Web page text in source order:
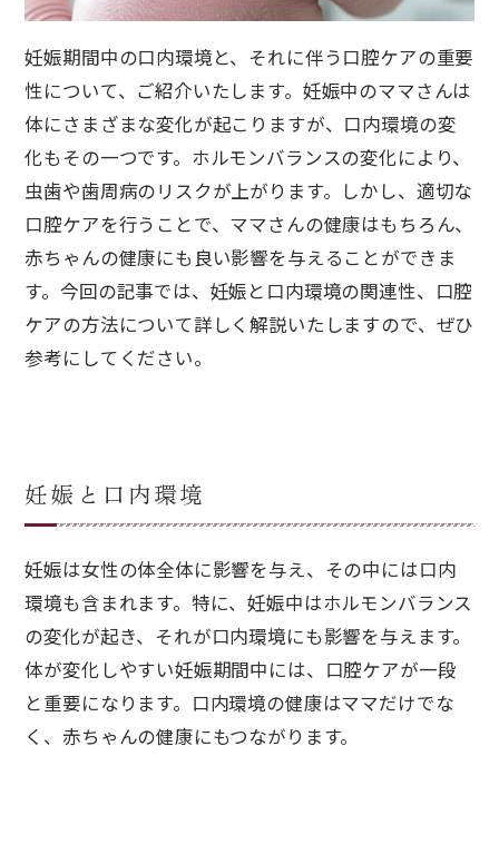
妊娠期間中の口内環境と、それに伴う口腔ケアの重要
性について、ご紹介いたします。妊娠中のママさんは
体にさまざまな変化が起こりますが、口内環境の変
化もその一つです。ホルモンバランスの変化により、
虫歯や歯周病のリスクが上がります。しかし、適切な
口腔ケアを行うことで、ママさんの健康はもちろん、
赤ちゃんの健康にも良い影響を与えることができま
す。今回の記事では、妊娠と口内環境の関連性、口腔
ケアの方法について詳しく解説いたしますので、ぜひ
参考にしてください。
妊娠と口内環境
妊娠は女性の体全体に影響を与え、その中には口内
環境も含まれます。特に、妊娠中はホルモンバランス
の変化が起き、それが口内環境にも影響を与えます。
体が変化しやすい妊娠期間中には、口腔ケアが一段
と重要になります。口内環境の健康はママだけでな
く、赤ちゃんの健康にもつながります。